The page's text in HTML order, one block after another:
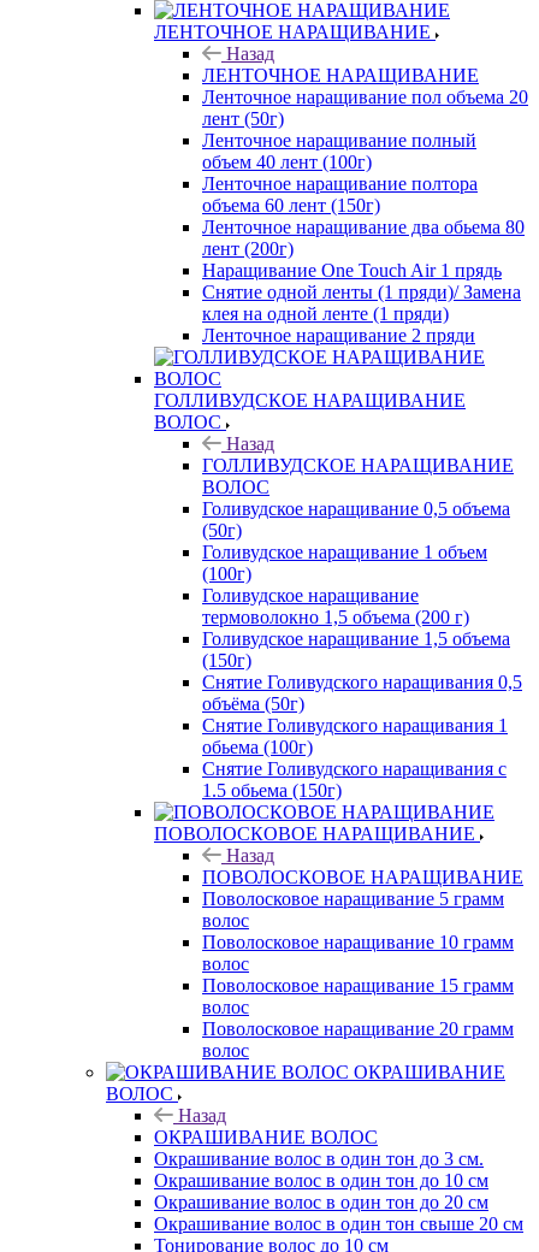
ЛЕНТОЧНОЕ НАРАЩИВАНИЕ
Назад
ЛЕНТОЧНОЕ НАРАЩИВАНИЕ
Ленточное наращивание пол объема 20
лент (50г)
Ленточное наращивание полный
объем 40 лент (100г)
Ленточное наращивание полтора
объема 60 лент (150г)
Ленточное наращивание два обьема 80
лент (200г)
Наращивание One Touch Air 1 прядь
Снятие одной ленты (1 пряди)/ Замена
клея на одной ленте (1 пряди)
Ленточное наращивание 2 пряди
ГОЛЛИВУДСКОЕ НАРАЩИВАНИЕ
ВОЛОС
Назад
ГОЛЛИВУДСКОЕ НАРАЩИВАНИЕ
ВОЛОС
Голивудское наращивание 0,5 объема
(50г)
Голивудское наращивание 1 объем
(100г)
Голивудское наращивание
термоволокно 1,5 объема (200 г)
Голивудское наращивание 1,5 объема
(150г)
Снятие Голивудского наращивания 0,5
объёма (50г)
Снятие Голивудского наращивания 1
обьема (100г)
Снятие Голивудского наращивания с
1.5 обьема (150г)
ПОВОЛОСКОВОЕ НАРАЩИВАНИЕ
Назад
ПОВОЛОСКОВОЕ НАРАЩИВАНИЕ
Поволосковое наращивание 5 грамм
волос
Поволосковое наращивание 10 грамм
волос
Поволосковое наращивание 15 грамм
волос
Поволосковое наращивание 20 грамм
волос
ОКРАШИВАНИЕ
ВОЛОС
Назад
ОКРАШИВАНИЕ ВОЛОС
Окрашивание волос в один тон до 3 см.
Окрашивание волос в один тон до 10 см
Окрашивание волос в один тон до 20 см
Окрашивание волос в один тон свыше 20 см
Тонирование волос до 10 см